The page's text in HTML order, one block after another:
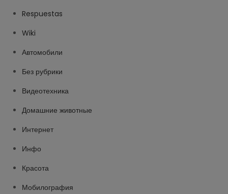
Respuestas
Wiki
Автомобили
Без рубрики
Видеотехника
Домашние животные
Интернет
Инфо
Красота
Мобилография